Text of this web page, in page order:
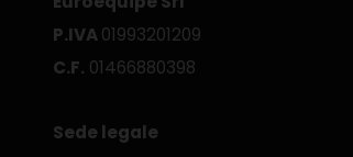
P.IVA01993201209
C.F. 01466880398
Sede legale